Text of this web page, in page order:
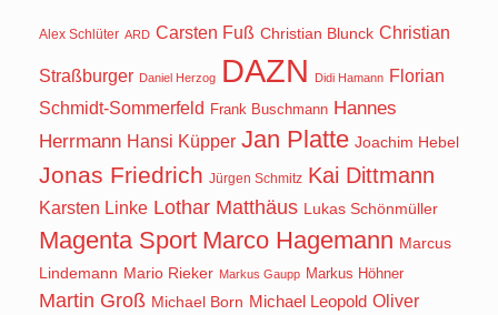
Alex Schlüter ARD Carsten Fuß Christian Blunck Christian
Straßburger Daniel Herzog DAZN Didi Hamann Florian
Schmidt-Sommerfeld Frank Buschmann Hannes
Herrmann Hansi Küpper Jan Platte Joachim Hebel
Jonas Friedrich Jürgen Schmitz Kai Dittmann
Karsten Linke Lothar Matthäus Lukas Schönmüller
Magenta Sport Marco Hagemann Marcus
Lindemann Mario Rieker Markus Gaupp Markus Höhner
Martin Groß Michael Born Michael Leopold Oliver